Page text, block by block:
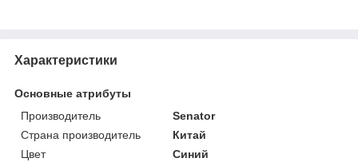
Характеристики
Основные атрибуты
Производитель
Senator
Страна производитель
Китай
Цвет
Синий